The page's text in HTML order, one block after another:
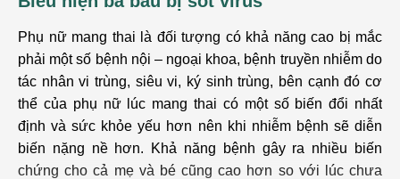
Phụ nữ mang thai là đối tượng có khả năng cao bị mắc
phải một số bệnh nội – ngoại khoa, bệnh truyền nhiễm do
tác nhân vi trùng, siêu vi, ký sinh trùng, bên cạnh đó cơ
thể của phụ nữ lúc mang thai có một số biến đổi nhất
định và sức khỏe yếu hơn nên khi nhiễm bệnh sẽ diễn
biến nặng nề hơn. Khả năng bệnh gây ra nhiều biến
chứng cho cả mẹ và bé cũng cao hơn so với lúc chưa